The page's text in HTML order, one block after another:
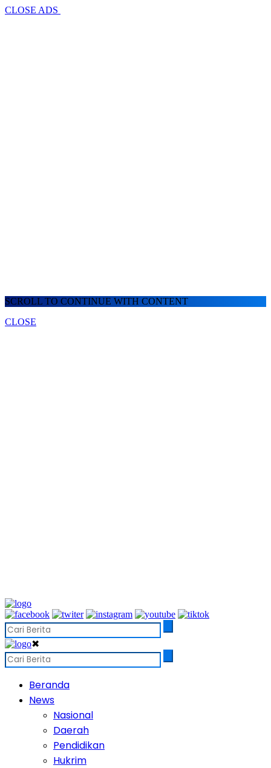
CLOSE ADS
SCROLL TO CONTINUE WITH CONTENT
CLOSE
✖
Beranda
News
Nasional
Daerah
Pendidikan
Hukrim